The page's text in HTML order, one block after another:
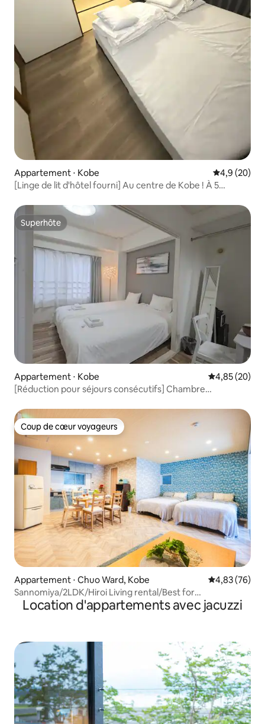
Appartement ⋅ Kobe Évaluation
4,9 (20)
[Linge de lit d'hôtel fourni] Au centre de Kobe ! À 5
de Sannomiya et Nankinmachi | Location d'un
appartement de 2 pièces | Jusqu'à 8 personnes | 한국어
OK | 31
Superhôte
Superhôte
Appartement ⋅ Kobe Évaluation
4,85 (20)
[Réduction pour séjours consécutifs] Chambre
Sannomiya à Kobe | Wifi, télévision et lave-
linge | Cuisine | Pour 3 personnes
Coup de cœur voyageurs
Coup de cœur voyageurs
Appartement ⋅ Chuo Ward, Kobe Évaluation
4,83 (76)
Sannomiya/2LDK/Hiroi Living rental/Best for
sightseeing/Jusqu'à 9 personnes
Location d'appartements avec jacuzzi